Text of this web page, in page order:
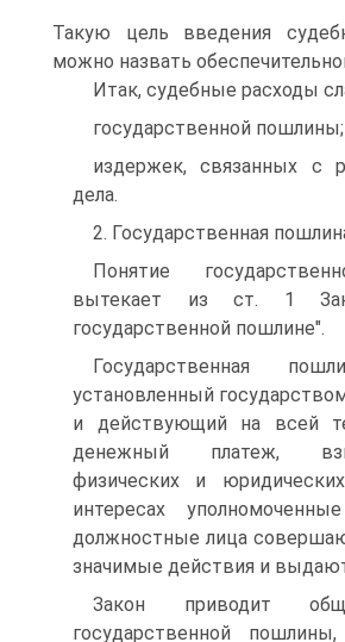
Такую цель введения
можно назвать
Итак, судебные расходы
государственной
издержек, связанных с
дела.
2. Государственная
Понятие
вытекает из ст. 1
государственной пошлине".
Государственная
установленный
и действующий на всей
денежный платеж,
физических и
интересах
должностные лица
значимые действия и
Закон приводит
государственной пошлины,